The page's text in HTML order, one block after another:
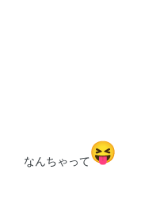
なんちゃって